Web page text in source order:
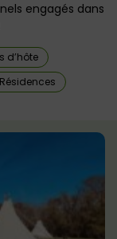
engagés dans
d’hôte